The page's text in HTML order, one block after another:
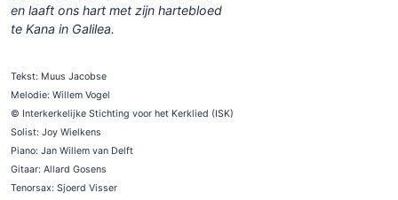
en laaft ons hart met zijn hartebloed
te Kana in Galilea.
Tekst: Muus Jacobse
Melodie: Willem Vogel
© Interkerkelijke Stichting voor het Kerklied (ISK)
Solist: Joy Wielkens
Piano: Jan Willem van Delft
Gitaar: Allard Gosens
Tenorsax: Sjoerd Visser